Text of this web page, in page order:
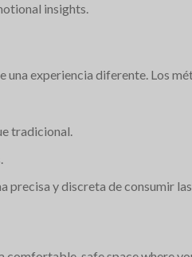
insights.
una experiencia diferente. Los
tradicional.
precisa y discreta de consumir